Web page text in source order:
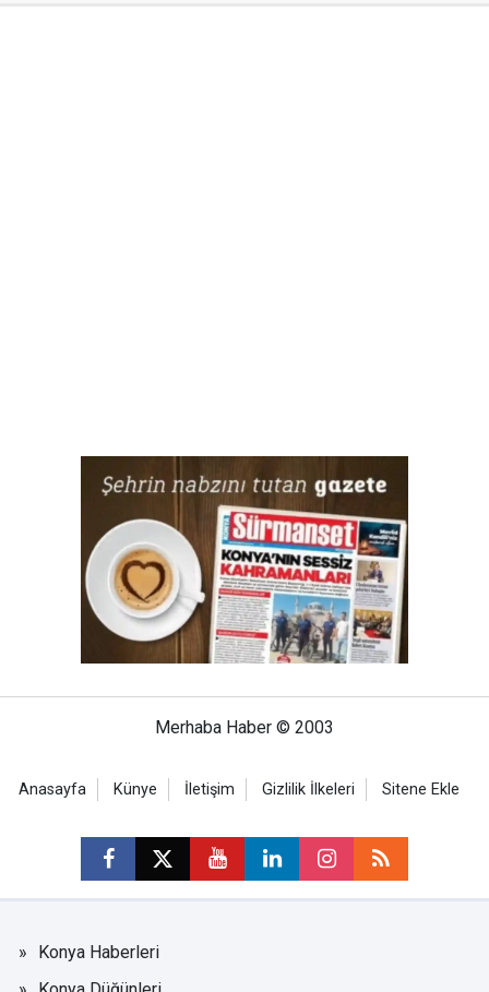
Merhaba Haber © 2003
Anasayfa Künye İletişim Gizlilik İlkeleri Sitene Ekle
Konya Haberleri